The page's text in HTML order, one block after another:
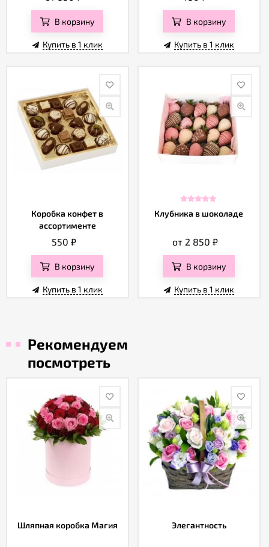
В корзину
Купить в 1 клик
В корзину
Купить в 1 клик
Коробка конфет в
ассортименте
550 ₽
В корзину
Купить в 1 клик
Клубника в шоколаде
от 2 850₽
В корзину
Купить в 1 клик
Рекомендуем
посмотреть
Шляпная коробка Магия Элегантность